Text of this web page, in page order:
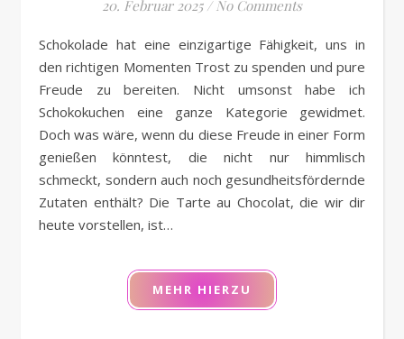
20. Februar 2025 / No Comments
Schokolade hat eine einzigartige Fähigkeit, uns in
den richtigen Momenten Trost zu spenden und pure
Freude zu bereiten. Nicht umsonst habe ich
Schokokuchen eine ganze Kategorie gewidmet.
Doch was wäre, wenn du diese Freude in einer Form
genießen könntest, die nicht nur himmlisch
schmeckt, sondern auch noch gesundheitsfördernde
Zutaten enthält? Die Tarte au Chocolat, die wir dir
heute vorstellen, ist…
MEHR HIERZU